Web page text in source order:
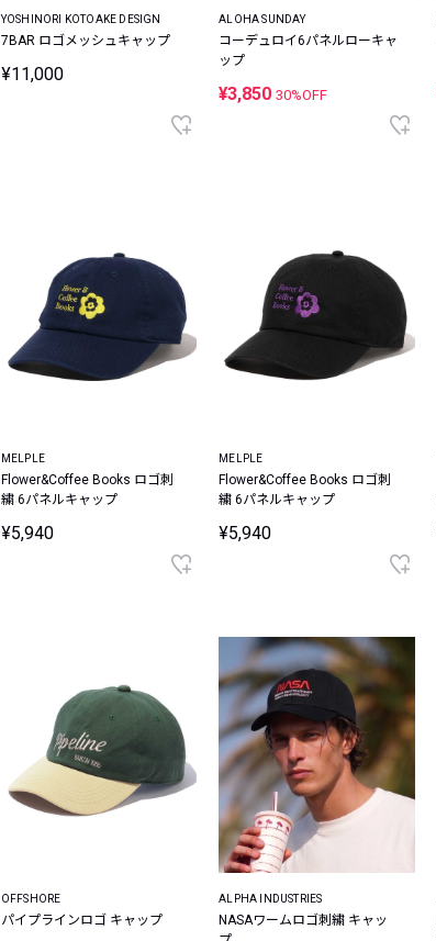
YOSHINORI KOTOAKE DESIGN
7BAR ロゴメッシュキャップ
¥11,000
ALOHA SUNDAY
コーデュロイ6パネルローキャ
ップ
¥3,85030%OFF
MELPLE
Flower&Coffee Books ロゴ刺
繍 6パネルキャップ
¥5,940
MELPLE
Flower&Coffee Books ロゴ刺
繍 6パネルキャップ
¥5,940
OFFSHORE
パイプラインロゴ キャップ
ALPHA INDUSTRIES
NASAワームロゴ刺繍 キャッ